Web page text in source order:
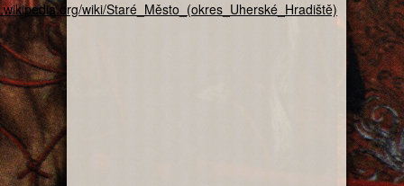
wiki/Staré_Město_(okres_Uherské_Hradiště)